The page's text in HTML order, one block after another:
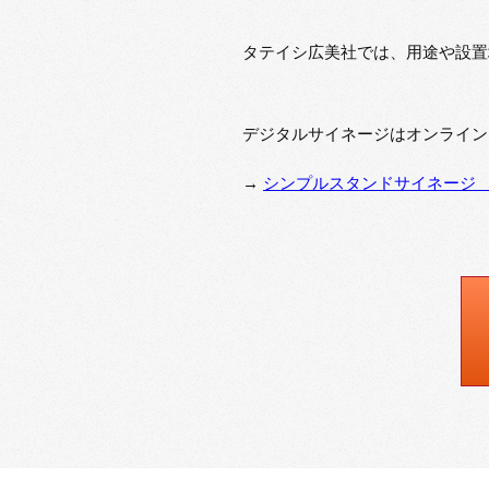
タテイシ広美社では、用途や設
デジタルサイネージはオンライ
→ シンプルスタンドサイネー